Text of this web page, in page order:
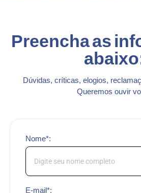
Preencha as
Dúvidas, críticas, elogios,
Queremos ouvir
Nome*:
E-mail*: